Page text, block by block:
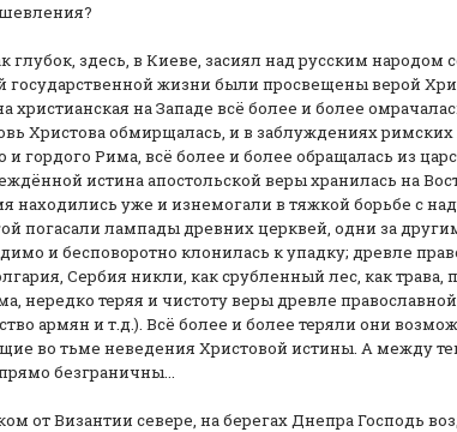
здесь, в Киеве, засиял над русским народом
государственной жизни были просвещены верой
на Западе всё более и более
Христова обмирщалась, и в заблуждениях
гордого Рима, всё более и более обращалась из
истина апостольской веры хранилась на
находились уже и изнемогали в тяжкой борьбе с
погасали лампады древних церквей, одни за
и бесповоротно клонилась к упадку; древле
Сербия никли, как срубленный лес, как
нередко теряя и чистоту веры древле
армян и т.д.). Всё более и более теряли они
во тьме неведения Христовой истины. А между
безграничны...
от Византии севере, на берегах Днепра Господь